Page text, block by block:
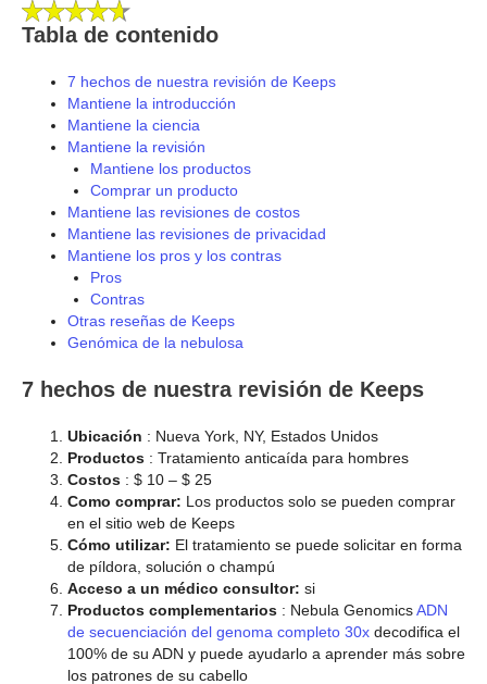
Tabla de contenido
7 hechos de nuestra revisión de Keeps
Mantiene la introducción
Mantiene la ciencia
Mantiene la revisión
Mantiene los productos
Comprar un producto
Mantiene las revisiones de costos
Mantiene las revisiones de privacidad
Mantiene los pros y los contras
Pros
Contras
Otras reseñas de Keeps
Genómica de la nebulosa
7 hechos de nuestra revisión de Keeps
Ubicación : Nueva York, NY, Estados Unidos
Productos : Tratamiento anticaída para hombres
Costos : $ 10 – $ 25
Como comprar: Los productos solo se pueden comprar
en el sitio web de Keeps
Cómo utilizar: El tratamiento se puede solicitar en forma
de píldora, solución o champú
Acceso a un médico consultor: si
Productos complementarios : Nebula GenomicsADN
de secuenciación del genoma completo 30x decodifica el
100% de su ADN y puede ayudarlo a aprender más sobre
los patrones de su cabello